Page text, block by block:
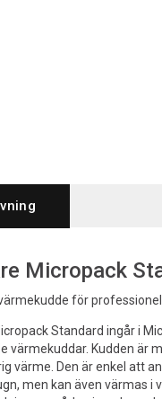
Micropack
för
Standard ingår i
värmekuddar. Kudden är
värme. Den är enkel att
men kan även värmas i